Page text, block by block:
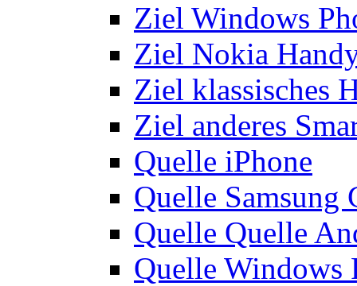
Ziel Windows
Ziel Nokia
Ziel klassisches
Ziel anderes
Quelle iPhone
Quelle Samsung
Quelle Quelle
Quelle Windows